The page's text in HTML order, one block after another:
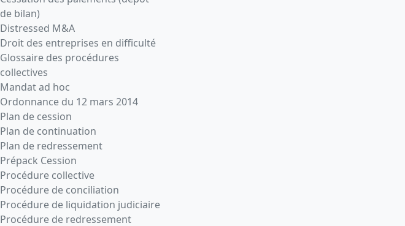
de bilan)
Distressed M&A
Droit des entreprises en difficulté
Glossaire des procédures
collectives
Mandat ad hoc
Ordonnance du 12 mars 2014
Plan de cession
Plan de continuation
Plan de redressement
Prépack Cession
Procédure collective
Procédure de conciliation
Procédure de liquidation judiciaire
Procédure de redressement